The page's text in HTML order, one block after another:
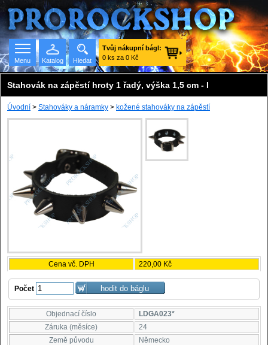
Hledat
Menu
Tvůj nákupní bágl:
0 ks za 0 Kč
Stahovák na zápěstí hroty 1 řadý, výška 1,5 cm - I
Úvodní > Stahováky a náramky > kožené stahováky na zápěstí
Cena vč. DPH 220,00 Kč
Počet
Objednací číslo
LDGA023*
Záruka (měsíce)
24
Země původu
Německo
Katalog